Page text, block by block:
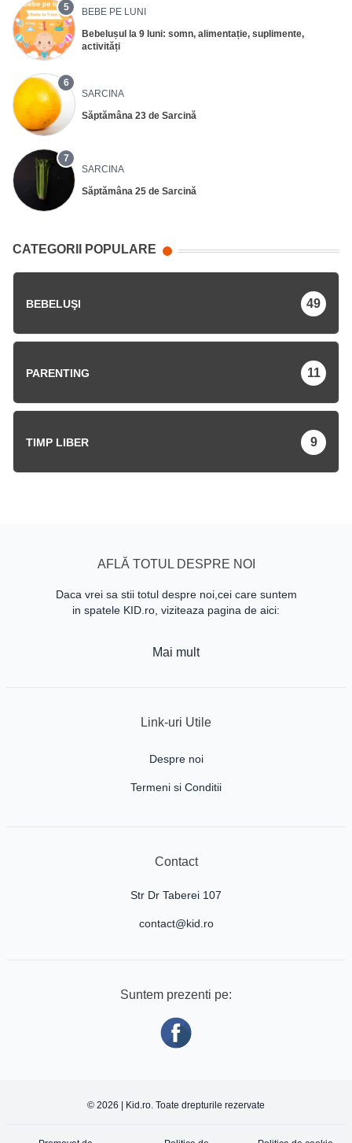
5
BEBE PE LUNI
Bebelușul la 9 luni: somn, alimentație, suplimente,
activități
6
SARCINA
Săptămâna 23 de Sarcină
7
SARCINA
Săptămâna 25 de Sarcină
CATEGORII POPULARE
BEBELUŞI 49
PARENTING 11
TIMP LIBER 9
AFLĂ TOTUL DESPRE NOI
Daca vrei sa stii totul despre noi,cei care suntem
in spatele KID.ro, viziteaza pagina de aici:
Mai mult
Link-uri Utile
Despre noi
Termeni si Conditii
Contact
Str Dr Taberei 107
contact@kid.ro
Suntem prezenti pe:
© 2026 | Kid.ro. Toate drepturile rezervate